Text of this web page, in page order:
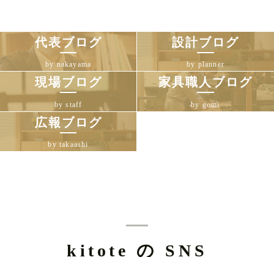
代表ブログ
by nakayama
設計ブログ
by planner
現場ブログ
by staff
家具職人ブログ
by gomi
広報ブログ
by takaashi
kitote の SNS